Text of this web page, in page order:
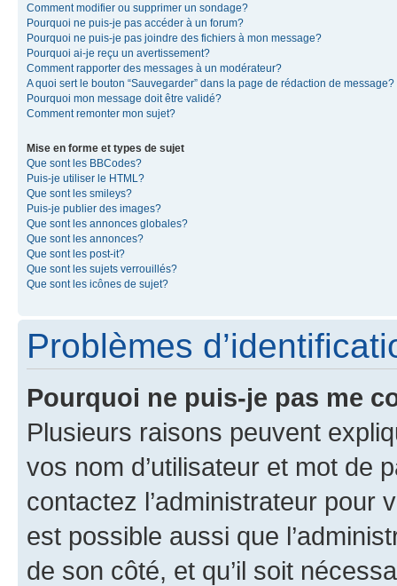
Comment modifier ou supprimer un sondage?
Pourquoi ne puis-je pas accéder à un forum?
Pourquoi ne puis-je pas joindre des fichiers à mon message?
Pourquoi ai-je reçu un avertissement?
Comment rapporter des messages à un modérateur?
A quoi sert le bouton “Sauvegarder” dans la page de rédaction de message?
Pourquoi mon message doit être validé?
Comment remonter mon sujet?
Mise en forme et types de sujet
Que sont les BBCodes?
Puis-je utiliser le HTML?
Que sont les smileys?
Puis-je publier des images?
Que sont les annonces globales?
Que sont les annonces?
Que sont les post-it?
Que sont les sujets verrouillés?
Que sont les icônes de sujet?
Problèmes
Pourquoi ne puis-je pas me
Plusieurs raisons peuvent
vos nom d’utilisateur et mot de
contactez l’administrateur pour
est possible aussi que
de son côté, et qu’il soit